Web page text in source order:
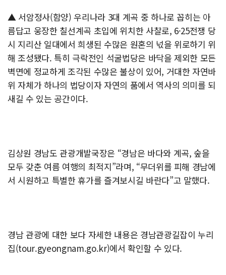
▲ 서암정사(함양) 우리나라 3대 계곡 중 하나로 꼽히는 아
름답고 웅장한 칠선계곡 초입에 위치한 사찰로, 6·25전쟁 당
시 지리산 일대에서 희생된 수많은 원혼의 넋을 위로하기 위
해 조성됐다. 특히 극락전인 석굴법당은 바닥을 제외한 모든
벽면에 정교하게 조각된 수많은 불상이 있어, 거대한 자연바
위 자체가 하나의 법당이자 자연의 품에서 역사의 의미를 되
새길 수 있는 공간이다.
김상원 경남도 관광개발국장은 “경남은 바다와 계곡, 숲을
모두 갖춘 여름 여행의 최적지”라며, “무더위를 피해 경남에
서 시원하고 특별한 휴가를 즐겨보시길 바란다”고 말했다.
경남 관광에 대한 보다 자세한 내용은 경남관광길잡이 누리
집(tour.gyeongnam.go.kr)에서 확인할 수 있다.